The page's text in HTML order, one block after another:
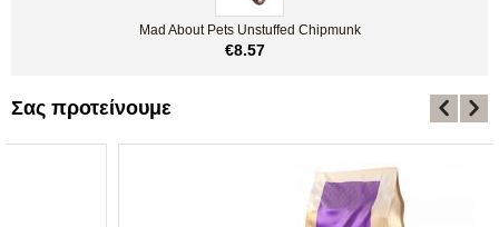
Mad About Pets Unstuffed Chipmunk
€8.57
Σας προτείνουμε